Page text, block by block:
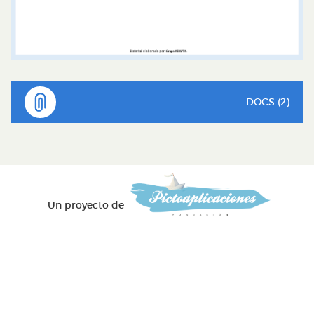
DOCS (2)
Un proyecto de